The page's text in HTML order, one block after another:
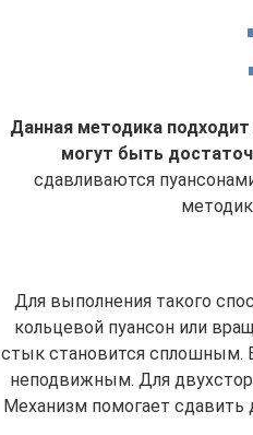
Данная методика
могут быть
сдавливаются
Для выполнения такого
кольцевой пуансон или
стык становится сплошным.
неподвижным. Для
Механизм помогает сдавить